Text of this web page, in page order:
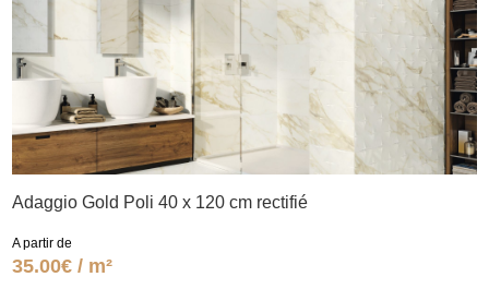
Adaggio Gold Poli 40 x 120 cm rectifié
A partir de
35.00€ / m²